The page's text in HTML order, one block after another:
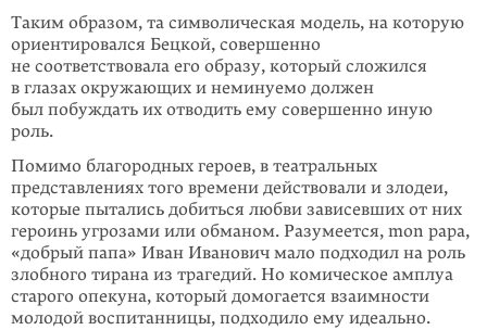
Таким образом, та символическая модель, на которую
ориентировался Бецкой, совершенно
не соответствовала его образу, который сложился
в глазах окружающих и неминуемо должен
был побуждать их отводить ему совершенно иную
роль.
Помимо благородных героев, в театральных
представлениях того времени действовали и злодеи,
которые пытались добиться любви зависевших от них
героинь угрозами или обманом. Разумеется, mon papa,
«добрый папа» Иван Иванович мало подходил на роль
злобного тирана из трагедий. Но комическое амплуа
старого опекуна, который домогается взаимности
молодой воспитанницы, подходило ему идеально.